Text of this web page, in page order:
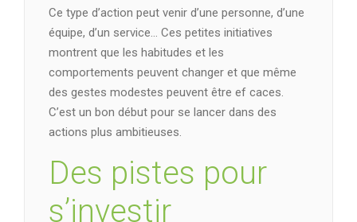
Ce type d’action peut venir d’une personne, d’une
équipe, d’un service… Ces petites initiatives
montrent que les habitudes et les
comportements peuvent changer et que même
des gestes modestes peuvent être ef caces.
C’est un bon début pour se lancer dans des
actions plus ambitieuses.
Des pistes pour
s’investir